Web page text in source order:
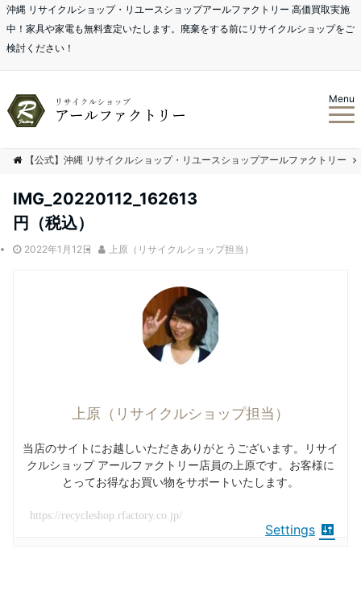
沖縄 リサイクルショップ・リユースショップアールファクトリー 高価買取実施
中！家具や家電も無料査定いたします。廃棄をする前にリサイクルショップをご
検討ください！
Menu
【公式】沖縄 リサイクルショップ・リユースショップアールファクトリー
IMG_20220112_162613
円（税込）
2022年1月12日 上原（リサイクルショップ担当）
上原（リサイクルショップ担当）
当店のサイトにお越しいただきありがとうございます。リサイ
クルショップ アールファクトリー店員の上原です。お客様に
とってお得なお買い物をサポートいたします。
https://recycleshop.rfactory.co.jp/
Settings